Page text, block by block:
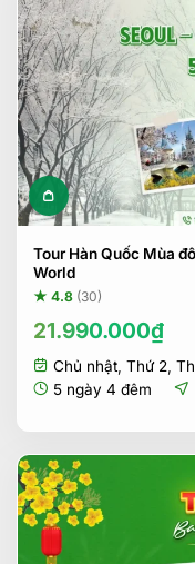
Tour Hàn Quốc Mùa
World
★ 4.8 (30)
21.990.000₫
Chủ nhật, Thứ 2,
5 ngày 4 đêm